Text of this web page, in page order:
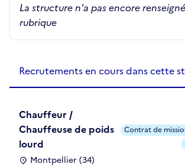
La structure n'a pas encore
rubrique
Recrutements en cours dans cette
Chauffeur /
Chauffeuse de poids
lourd
Montpellier (34)
Contrat de